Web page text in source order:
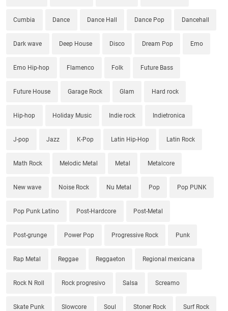
Cumbia Dance Dance Hall Dance Pop Dancehall
Dark wave Deep House Disco Dream Pop Emo
Emo Hip-hop Flamenco Folk Future Bass
Future House Garage Rock Glam Hard rock
Hip-hop Holiday Music Indie rock Indietronica
J-pop Jazz K-Pop Latin Hip-Hop Latin Rock
Math Rock Melodic Metal Metal Metalcore
New wave Noise Rock Nu Metal Pop Pop PUNK
Pop Punk Latino Post-Hardcore Post-Metal
Post-grunge Power Pop Progressive Rock Punk
Rap Metal Reggae Reggaeton Regional mexicana
Rock N Roll Rock progresivo Salsa Screamo
Skate Punk Slowcore Soul Stoner Rock Surf Rock